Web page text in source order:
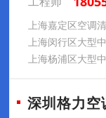
上海嘉定区空调
上海杨浦区大型
深圳格力空